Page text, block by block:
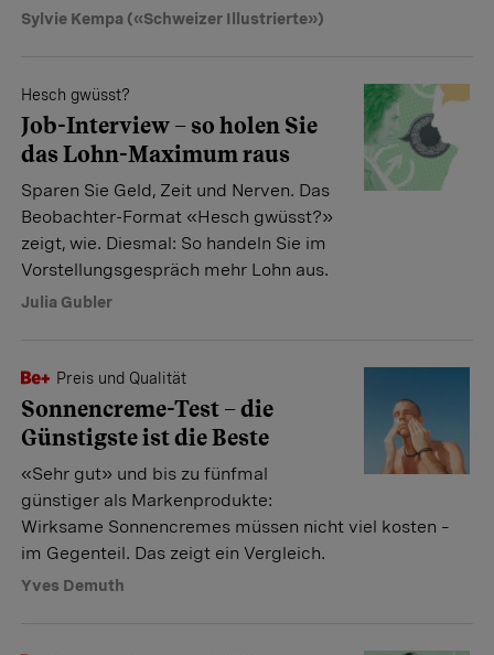
Sylvie Kempa («Schweizer Illustrierte»)
Hesch gwüsst?
Job-Interview – so holen Sie
das Lohn-Maximum raus
Sparen Sie Geld, Zeit und Nerven. Das
Beobachter-Format «Hesch gwüsst?»
zeigt, wie. Diesmal: So handeln Sie im
Vorstellungsgespräch mehr Lohn aus.
Julia Gubler
Preis und Qualität
Sonnencreme-Test – die
Günstigste ist die Beste
«Sehr gut» und bis zu fünfmal
günstiger als Markenprodukte:
Wirksame Sonnencremes müssen nicht viel kosten –
im Gegenteil. Das zeigt ein Vergleich.
Yves Demuth